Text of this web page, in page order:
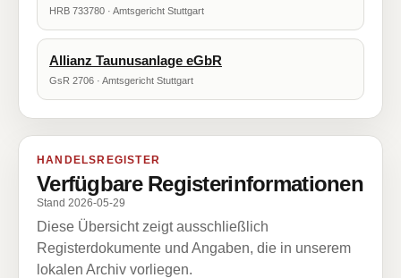
HRB 733780 · Amtsgericht Stuttgart
Allianz Taunusanlage eGbR
GsR 2706 · Amtsgericht Stuttgart
HANDELSREGISTER
Verfügbare Registerinformationen
Stand 2026-05-29
Diese Übersicht zeigt ausschließlich
Registerdokumente und Angaben, die in unserem
lokalen Archiv vorliegen.